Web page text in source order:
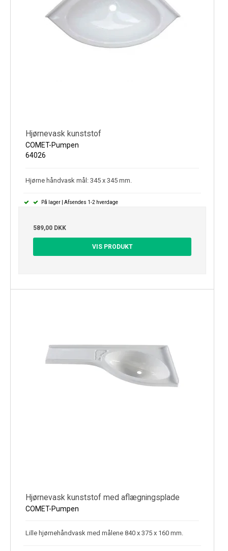
Hjørnevask kunststof
COMET-Pumpen
64026
Hjørne håndvask mål: 345 x 345 mm.
På lager | Afsendes 1-2 hverdage
589,00 DKK
VIS PRODUKT
Hjørnevask kunststof med aflægningsplade
COMET-Pumpen
Lille hjørnehåndvask med målene 840 x 375 x 160 mm.